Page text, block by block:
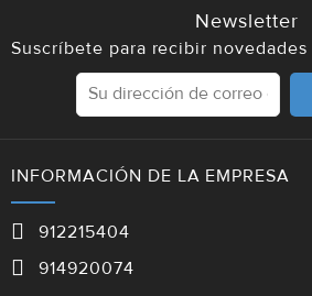
Newsletter
Suscríbete para recibir
INFORMACIÓN DE LA EMPRESA
912215404
914920074